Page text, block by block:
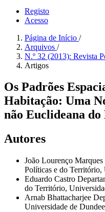
Registo
Acesso
Página de Início /
Arquivos /
N.º 32 (2013): Revista
Artigos
Os Padrões
Habitação: Uma
não Euclideana do
Autores
João Lourenço Marques
Políticas e do
Eduardo Castro
do Território,
Arnab Bhattacharjee
Universidade de